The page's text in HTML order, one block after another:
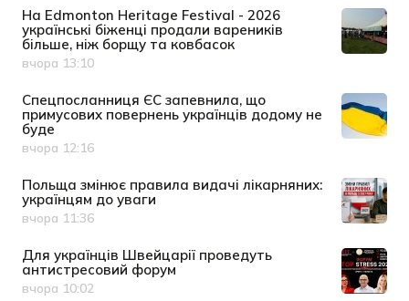
На Edmonton Heritage Festival - 2026
українські біженці продали вареників
більше, ніж борщу та ковбасок
Дата публікації
вчора 13:10
Спецпосланниця ЄС запевнила, що
примусових повернень українців додому не
буде
Дата публікації
вчора 12:16
Польща змінює правила видачі лікарняних:
українцям до уваги
Дата публікації
вчора 11:36
Для українців Швейцарії проведуть
антистресовий форум
Дата публікації
вчора 10:02